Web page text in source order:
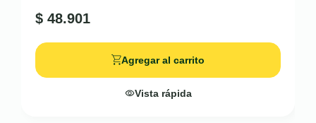
$ 48.901
Agregar al carrito
Vista rápida